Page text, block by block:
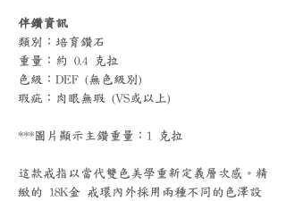
伴鑽資訊
類別：培育鑽石
重量：約 0.4 克拉
色級：DEF (無色級別)
瑕疵：肉眼無瑕 (VS或以上)
***圖片顯示主鑽重量：1 克拉
這款戒指以當代雙色美學重新定義層次感。精
緻的 18K金 戒環內外採用兩種不同的色澤設